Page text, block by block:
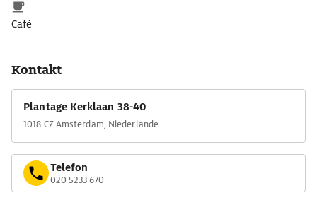
Café
Kontakt
Plantage Kerklaan 38-40
1018 CZ Amsterdam, Niederlande
Telefon
020 5233 670